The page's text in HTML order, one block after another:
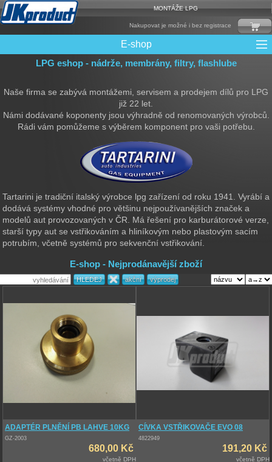
MONTÁŽE LPG
Nakupovat je možné i bez registrace
E-shop
CNG Nádrže
Elektronika + Emulátory
Filtry + Membrány
LPG Nádrže
Mixy + protizášlehové klapky
Multiventily + příslušenství
Ochrana Motoru
Přepínače
Rámy nádrží
Redukce plnění
Reduktory
Řídící jednotky + Testry
Sady + vstřikovače
Spojovací Materiál
Spotřební materiál
Trubky a Hadice
Ventily
LPG eshop - nádrže, membrány, filtry, flashlube
Naše firma se zabývá montážemi, servisem a prodejem dílů pro LPG
již 22 let.
Námi dodávané koponenty jsou výhradně od renomovaných výrobců.
Rádi vám pomůžeme s výběrem komponent pro vaši potřebu.
Tartarini je tradiční italský výrobce lpg zařízení od roku 1941. Vyrábí a
dodává systémy vhodné pro většinu nejpoužívanějších značek a
modelů aut provozovaných v ČR. Má řešení pro karburátorové verze,
starší typy aut se vstřikováním a hliníkovým nebo plastovým sacím
potrubím, včetně systémů pro sekvenční vstřikování.
E-shop - Nejprodánavější zboží
ADAPTÉR PLNĚNÍ PB LAHVE 10KG
GZ-2003
680,00 Kč
včetně DPH
CÍVKA VSTŘIKOVAČE EVO 08
4822949
191,20 Kč
včetně DPH